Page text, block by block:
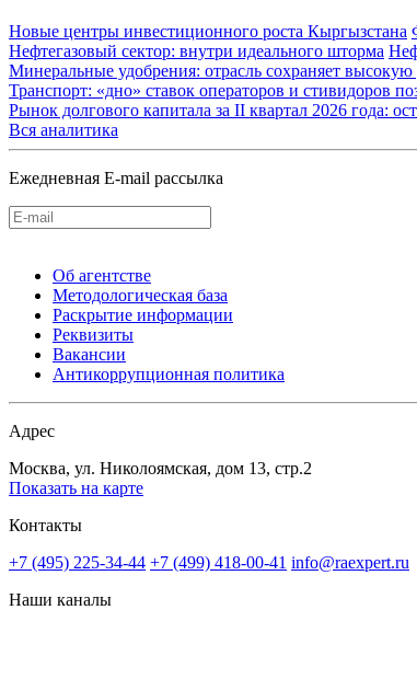
Новые центры инвестиционного роста Кыргызстана
Нефтегазовый сектор: внутри идеального шторма
Минеральные удобрения: отрасль сохраняет
Транспорт: «дно» ставок операторов и стивидоров
Рынок долгового капитала за II квартал 2026 года:
Вся аналитика
Ежедневная E-mail рассылка
Об агентстве
Методологическая база
Раскрытие информации
Реквизиты
Вакансии
Антикоррупционная политика
Адрес
Москва, ул. Николоямская, дом 13, стр.2
Показать на карте
Контакты
+7 (495) 225-34-44 +7 (499) 418-00-41 info@raexpert.ru
Наши каналы